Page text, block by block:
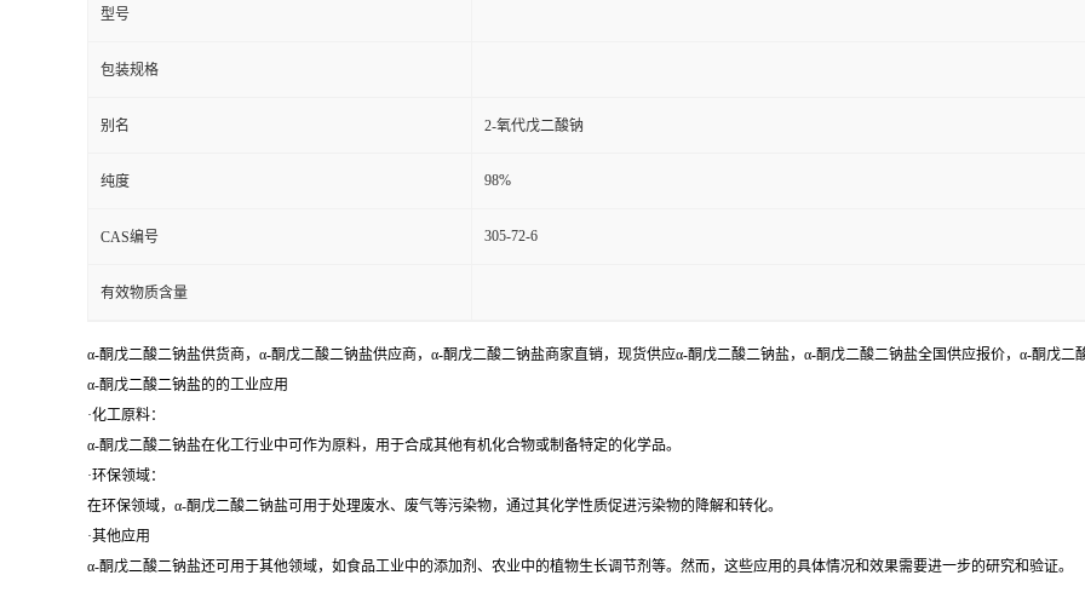
型号
包装规格
别名 2-氧代戊二酸钠
纯度 98%
CAS编号 305-72-6
有效物质含量
α-酮戊二酸二钠盐供货商，α-酮戊二酸二钠盐供应商，α-酮戊二酸二钠盐商家直销，现货供应α-酮戊二酸二钠盐，α-酮戊二酸二钠盐全国供应报价，α-酮戊二
α-酮戊二酸二钠盐的的工业应用
·化工原料：
α-酮戊二酸二钠盐在化工行业中可作为原料，用于合成其他有机化合物或制备特定的化学品。
·环保领域：
在环保领域，α-酮戊二酸二钠盐可用于处理废水、废气等污染物，通过其化学性质促进污染物的降解和转化。
·其他应用
α-酮戊二酸二钠盐还可用于其他领域，如食品工业中的添加剂、农业中的植物生长调节剂等。然而，这些应用的具体情况和效果需要进一步的研究和验证。